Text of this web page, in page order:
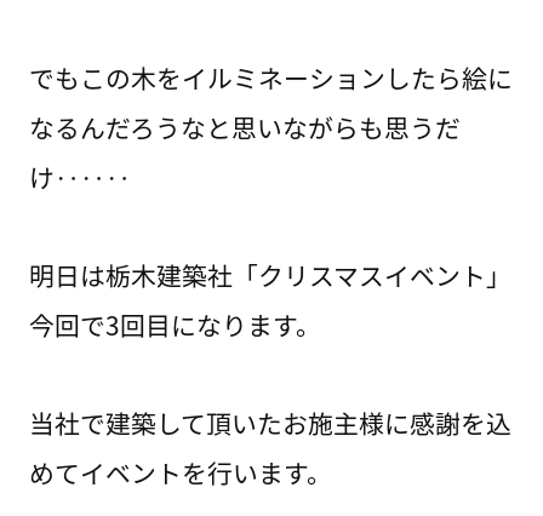
でもこの木をイルミネーションしたら絵に
なるんだろうなと思いながらも思うだ
け‥‥‥
明日は栃木建築社「クリスマスイベント」
今回で3回目になります。
当社で建築して頂いたお施主様に感謝を込
めてイベントを行います。